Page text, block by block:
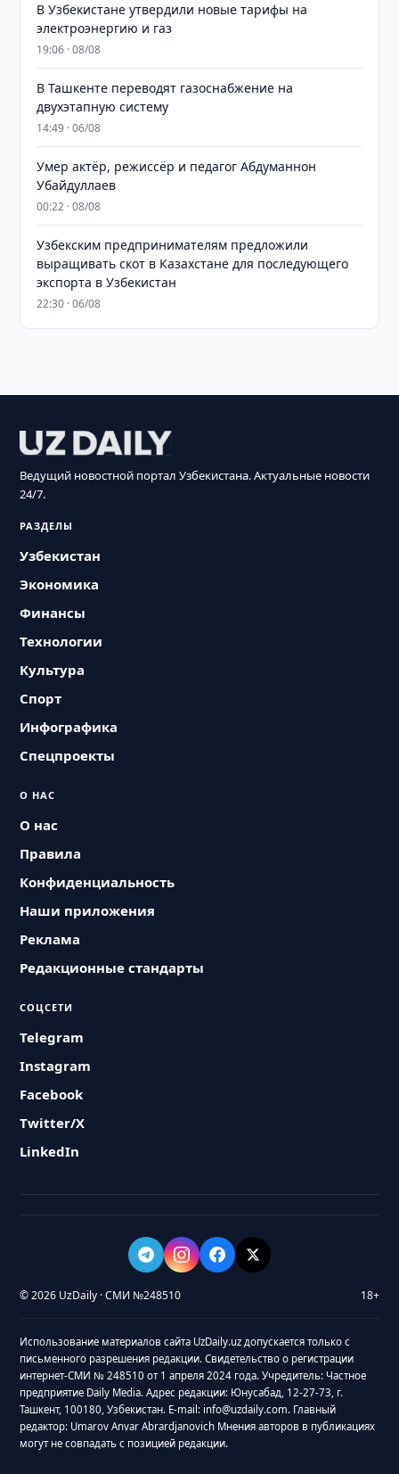
В Узбекистане утвердили новые тарифы на
электроэнергию и газ
19:06 · 08/08
В Ташкенте переводят газоснабжение на
двухэтапную систему
14:49 · 06/08
Умер актёр, режиссёр и педагог Абдуманнон
Убайдуллаев
00:22 · 08/08
Узбекским предпринимателям предложили
выращивать скот в Казахстане для последующего
экспорта в Узбекистан
22:30 · 06/08
Ведущий новостной портал Узбекистана. Актуальные новости
24/7.
РАЗДЕЛЫ
Узбекистан
Экономика
Финансы
Технологии
Культура
Спорт
Инфографика
Спецпроекты
О НАС
О нас
Правила
Конфиденциальность
Наши приложения
Реклама
Редакционные стандарты
СОЦСЕТИ
Telegram
Instagram
Facebook
Twitter/X
LinkedIn
© 2026 UzDaily · СМИ №248510 18+
Использование материалов сайта UzDaily.uz допускается только с
письменного разрешения редакции. Свидетельство о регистрации
интернет-СМИ № 248510 от 1 апреля 2024 года. Учредитель: Частное
предприятие Daily Media. Адрес редакции: Юнусабад, 12-27-73, г.
Ташкент, 100180, Узбекистан. E-mail: info@uzdaily.com. Главный
редактор: Umarov Anvar Abrardjanovich Мнения авторов в публикациях
могут не совпадать с позицией редакции.